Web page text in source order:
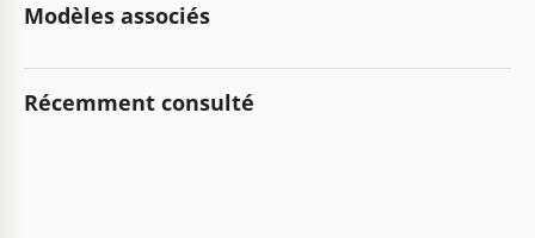
Modèles associés
Récemment consulté